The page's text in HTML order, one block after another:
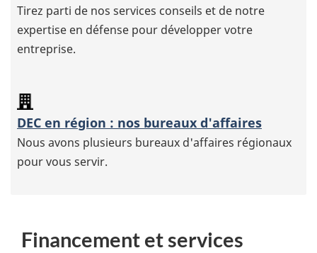
Tirez parti de nos services conseils et de notre
expertise en défense pour développer votre
entreprise.
DEC en région : nos bureaux d'affaires
Nous avons plusieurs bureaux d'affaires régionaux
pour vous servir.
Financement et services